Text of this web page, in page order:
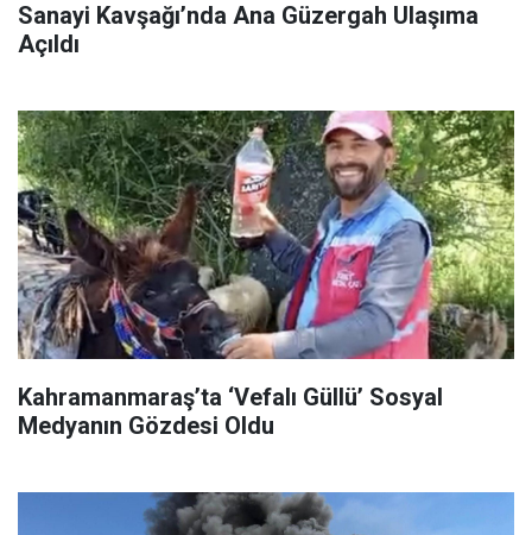
Sanayi Kavşağı’nda Ana Güzergah Ulaşıma
Açıldı
Kahramanmaraş’ta ‘Vefalı Güllü’ Sosyal
Medyanın Gözdesi Oldu